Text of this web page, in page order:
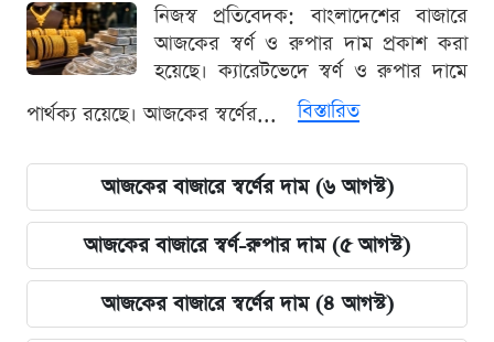
নিজস্ব প্রতিবেদক: বাংলাদেশের বাজারে
আজকের স্বর্ণ ও রুপার দাম প্রকাশ করা
হয়েছে। ক্যারেটভেদে স্বর্ণ ও রুপার দামে
পার্থক্য রয়েছে। আজকের স্বর্ণের...
বিস্তারিত
আজকের বাজারে স্বর্ণের দাম (৬ আগস্ট)
আজকের বাজারে স্বর্ণ-রুপার দাম (৫ আগস্ট)
আজকের বাজারে স্বর্ণের দাম (৪ আগস্ট)